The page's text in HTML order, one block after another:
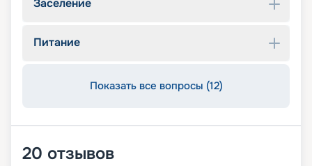
Питание
Показать все вопросы (12)
20 отзывов